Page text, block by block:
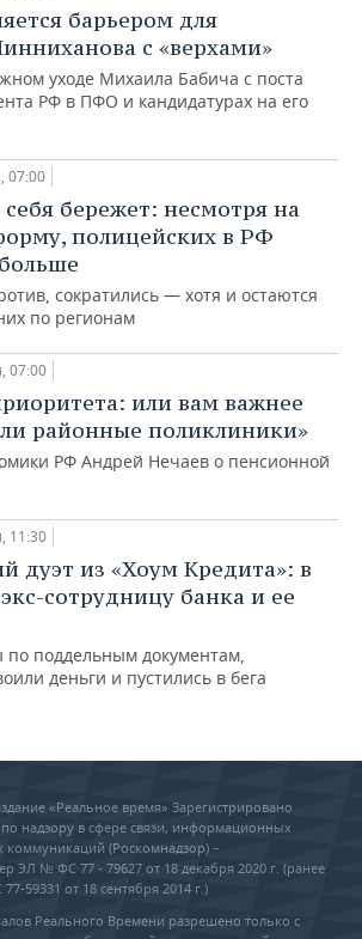
барьером для
с «верхами»
уходе Михаила Бабича с поста
РФ в ПФО и кандидатурах на его
07:00
бережет: несмотря на
полицейских в РФ
сократились — хотя и остаются
по регионам
07:00
или вам важнее
районные поликлиники»
РФ Андрей Нечаев о пенсионной
11:30
дуэт из «Хоум Кредита»: в
сотрудницу банка и ее
поддельным документам,
деньги и пустились в бега
«Реальное время» Зарегистрировано
надзору в сфере связи, информационных
коммуникаций (Роскомнадзор) –
ЭЛ № ФС 77 - 79627 от 18 декабря 2020 г. (ранее
59331 от 18 сентября 2014 г.)
Реального Времени разрешено только с